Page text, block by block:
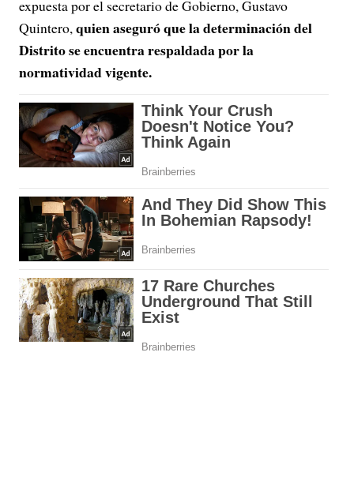
expuesta por el secretario de Gobierno, Gustavo
Quintero,quien aseguró que la determinación del
Distrito se encuentra respaldada por la
normatividad vigente.